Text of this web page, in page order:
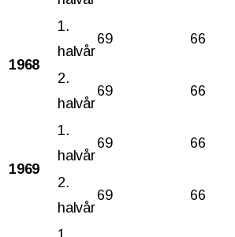
1968
1.
halvår
69 66
2.
halvår
69 66
1969
1.
halvår
69 66
2.
halvår
69 66